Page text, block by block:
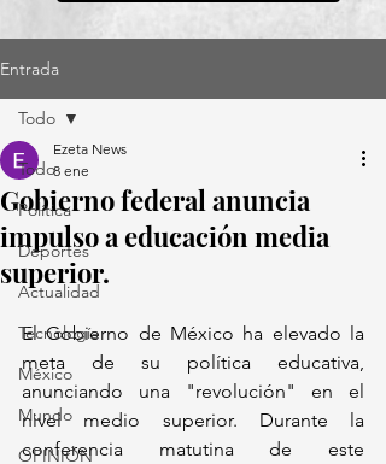
Entrada
Todo
Política
Deportes
Actualidad
Tecnología
México
Mundo
OPINIÓN
Todo
Gobierno federal anuncia
impulso a educación media
superior.
Ezeta News
8 ene
El Gobierno de México ha elevado la
meta de su política educativa,
anunciando una "revolución" en el
nivel medio superior. Durante la
conferencia matutina de este